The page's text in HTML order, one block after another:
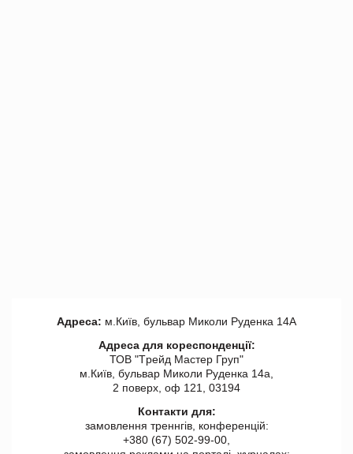
Адреса: м.Київ, бульвар Миколи Руденка 14А
Адреса для кореспонденції:
ТОВ "Tрейд Мастер Груп"
м.Київ, бульвар Миколи Руденка 14а,
2 поверх, оф 121, 03194
Контакти для:
замовлення треннгів, конференцій:
+380 (67) 502-99-00,